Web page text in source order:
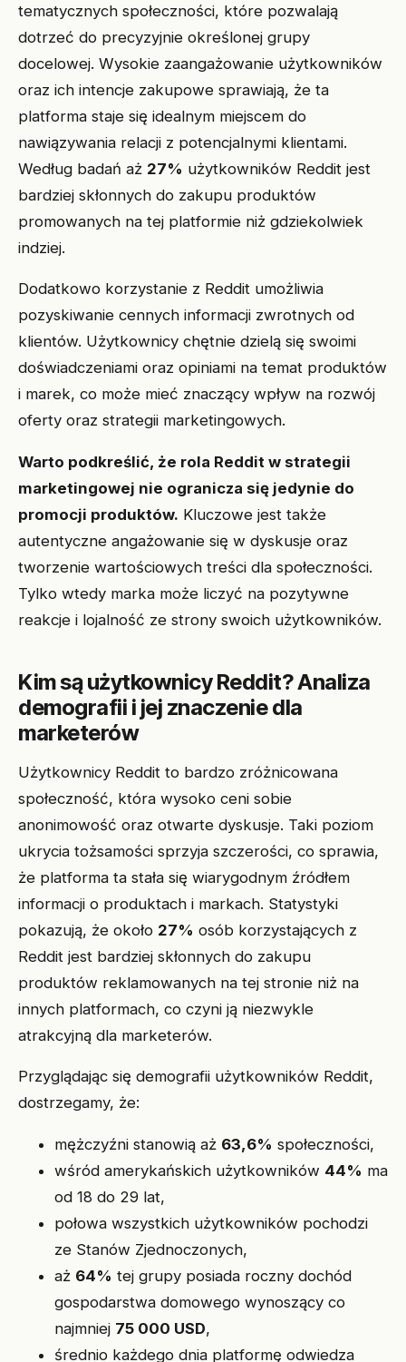
tematycznych społeczności, które pozwalają
dotrzeć do precyzyjnie określonej grupy
docelowej. Wysokie zaangażowanie użytkowników
oraz ich intencje zakupowe sprawiają, że ta
platforma staje się idealnym miejscem do
nawiązywania relacji z potencjalnymi klientami.
Według badań aż 27% użytkowników Reddit jest
bardziej skłonnych do zakupu produktów
promowanych na tej platformie niż gdziekolwiek
indziej.
Dodatkowo korzystanie z Reddit umożliwia
pozyskiwanie cennych informacji zwrotnych od
klientów. Użytkownicy chętnie dzielą się swoimi
doświadczeniami oraz opiniami na temat produktów
i marek, co może mieć znaczący wpływ na rozwój
oferty oraz strategii marketingowych.
Warto podkreślić, że rola Reddit w strategii
marketingowej nie ogranicza się jedynie do
promocji produktów. Kluczowe jest także
autentyczne angażowanie się w dyskusje oraz
tworzenie wartościowych treści dla społeczności.
Tylko wtedy marka może liczyć na pozytywne
reakcje i lojalność ze strony swoich użytkowników.
Kim są użytkownicy Reddit? Analiza
demografii i jej znaczenie dla
marketerów
Użytkownicy Reddit to bardzo zróżnicowana
społeczność, która wysoko ceni sobie
anonimowość oraz otwarte dyskusje. Taki poziom
ukrycia tożsamości sprzyja szczerości, co sprawia,
że platforma ta stała się wiarygodnym źródłem
informacji o produktach i markach. Statystyki
pokazują, że około 27% osób korzystających z
Reddit jest bardziej skłonnych do zakupu
produktów reklamowanych na tej stronie niż na
innych platformach, co czyni ją niezwykle
atrakcyjną dla marketerów.
Przyglądając się demografii użytkowników Reddit,
dostrzegamy, że:
mężczyźni stanowią aż 63,6% społeczności,
wśród amerykańskich użytkowników 44% ma
od 18 do 29 lat,
połowa wszystkich użytkowników pochodzi
ze Stanów Zjednoczonych,
aż 64% tej grupy posiada roczny dochód
gospodarstwa domowego wynoszący co
najmniej 75 000 USD,
średnio każdego dnia platformę odwiedza